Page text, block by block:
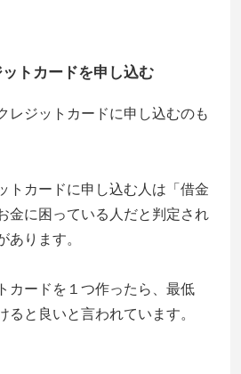
トカードを申し込む
レジットカードに申し込むのも
トカードに申し込む人は「借金
金に困っている人だと判定され
あります。
カードを１つ作ったら、最低
ると良いと言われています。